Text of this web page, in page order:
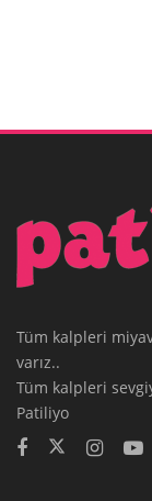
Tüm kalpleri
varız..
Tüm kalpleri
Patiliyo